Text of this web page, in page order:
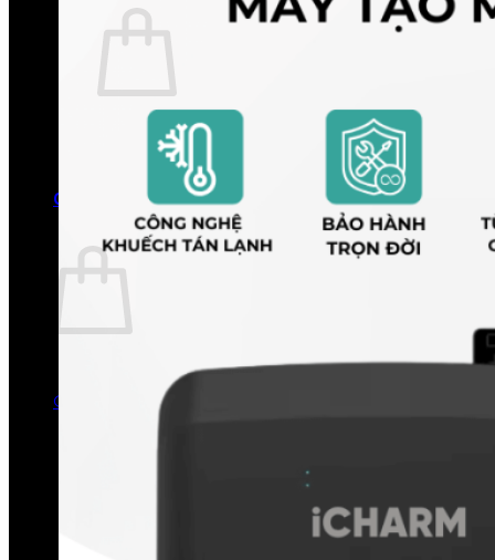
Chưa có sản phẩm trong giỏ hàng.
Quay trở lại cửa hàng
0
Giỏ hàng
Chưa có sản phẩm trong giỏ hàng.
Quay trở lại cửa hàng